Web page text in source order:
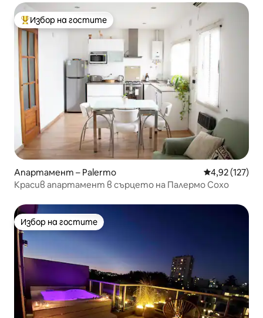
Най-популярен избор на гостите
Избор на гостите
Апартамент – Palermo Средна
4,92 (127)
Красив апартамент в сърцето на Палермо Сохо
Избор на гостите
Избор на гостите